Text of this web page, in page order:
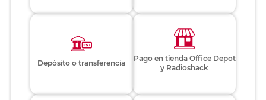
Depósito o transferencia
Pago en tienda Office Depot
y Radioshack